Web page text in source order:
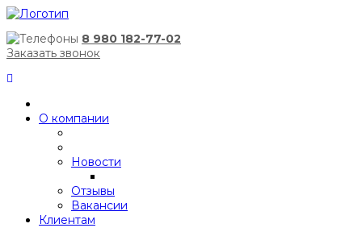
8 980 182-77-02
Заказать звонок
О компании
Новости
Отзывы
Вакансии
Клиентам